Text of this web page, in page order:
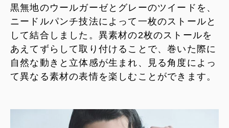
黒無地のウールガーゼとグレーのツイードを、
ニードルパンチ技法によって一枚のストールと
して結合しました。異素材の2枚のストールを
あえてずらして取り付けることで、巻いた際に
自然な動きと立体感が生まれ、見る角度によっ
て異なる素材の表情を楽しむことができます。